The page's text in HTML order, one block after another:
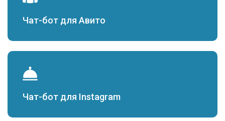
Чат-бот для Авито
Чат-бот для Instagram